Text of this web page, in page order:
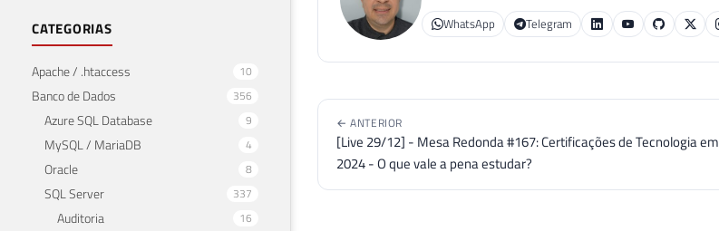
CATEGORIAS
Apache / .htaccess 10
Banco de Dados 356
Azure SQL Database 9
MySQL / MariaDB 4
Oracle 8
SQL Server 337
Auditoria 16
WhatsApp Telegram
← ANTERIOR
[Live 29/12] - Mesa Redonda #167: Certificações de Tecnologia em
2024 - O que vale a pena estudar?